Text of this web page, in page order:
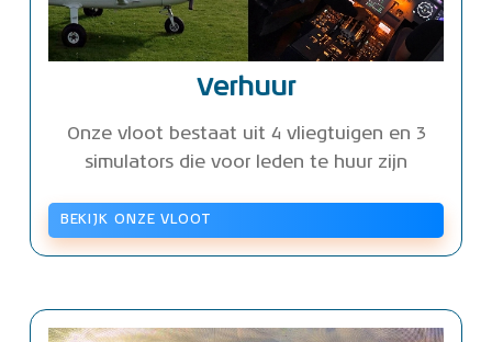
Verhuur
Onze vloot bestaat uit 4 vliegtuigen en 3
simulators die voor leden te huur zijn
BEKIJK ONZE VLOOT